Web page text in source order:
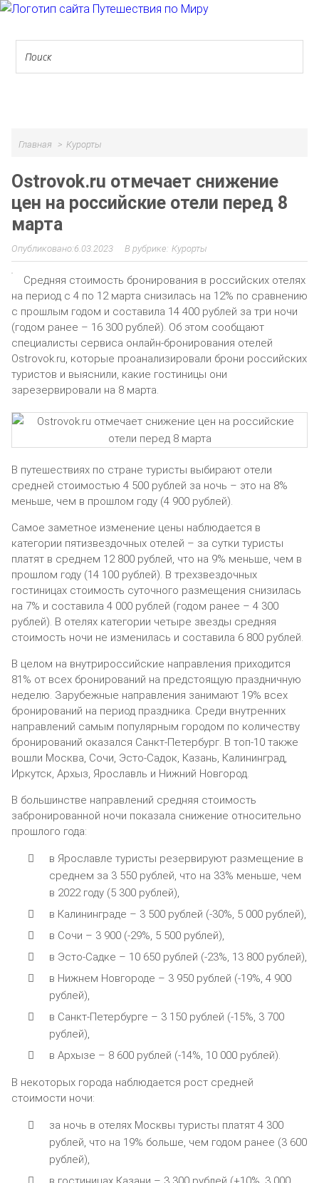
Главная Курорты
Ostrovok.ru отмечает снижение
цен на российские отели перед 8
марта
6.03.2023 Курорты
Средняя стоимость бронирования в российских отелях
на период с 4 по 12 марта снизилась на 12% по сравнению
с прошлым годом и составила 14 400 рублей за три ночи
(годом ранее – 16 300 рублей). Об этом сообщают
специалисты сервиса онлайн-бронирования отелей
Ostrovok.ru, которые проанализировали брони российских
туристов и выяснили, какие гостиницы они
зарезервировали на 8 марта.
В путешествиях по стране туристы выбирают отели
средней стоимостью 4 500 рублей за ночь – это на 8%
меньше, чем в прошлом году (4 900 рублей).
Самое заметное изменение цены наблюдается в
категории пятизвездочных отелей – за сутки туристы
платят в среднем 12 800 рублей, что на 9% меньше, чем в
прошлом году (14 100 рублей). В трехзвездочных
гостиницах стоимость суточного размещения снизилась
на 7% и составила 4 000 рублей (годом ранее – 4 300
рублей). В отелях категории четыре звезды средняя
стоимость ночи не изменилась и составила 6 800 рублей.
В целом на внутрироссийские направления приходится
81% от всех бронирований на предстоящую праздничную
неделю. Зарубежные направления занимают 19% всех
бронирований на период праздника. Среди внутренних
направлений самым популярным городом по количеству
бронирований оказался Санкт-Петербург. В топ-10 также
вошли Москва, Сочи, Эсто-Садок, Казань, Калининград,
Иркутск, Архыз, Ярославль и Нижний Новгород.
В большинстве направлений средняя стоимость
забронированной ночи показала снижение относительно
прошлого года:
в Ярославле туристы резервируют размещение в
среднем за 3 550 рублей, что на 33% меньше, чем
в 2022 году (5 300 рублей),
в Калининграде – 3 500 рублей (-30%, 5 000 рублей),
в Сочи – 3 900 (-29%, 5 500 рублей),
в Эсто-Садке – 10 650 рублей (-23%, 13 800 рублей),
в Нижнем Новгороде – 3 950 рублей (-19%, 4 900
рублей),
в Санкт-Петербурге – 3 150 рублей (-15%, 3 700
рублей),
в Архызе – 8 600 рублей (-14%, 10 000 рублей).
В некоторых города наблюдается рост средней
стоимости ночи:
за ночь в отелях Москвы туристы платят 4 300
рублей, что на 19% больше, чем годом ранее (3 600
рублей),